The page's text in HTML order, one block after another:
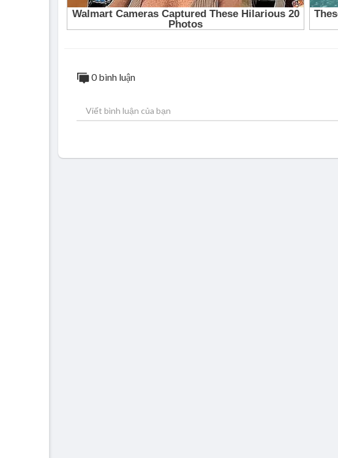
0 bình luận